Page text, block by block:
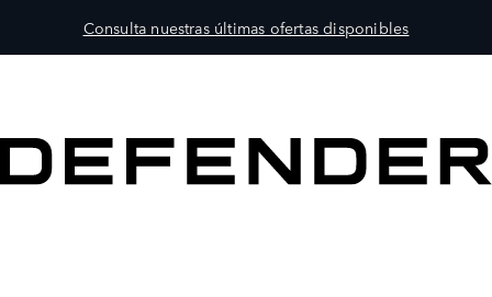
Consulta nuestras últimas ofertas disponibles